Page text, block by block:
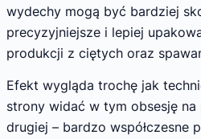
wydechy mogą być bardziej
precyzyjniejsze i lepiej
produkcji z ciętych oraz
Efekt wygląda trochę jak
strony widać w tym obsesję na
drugiej – bardzo współczesne